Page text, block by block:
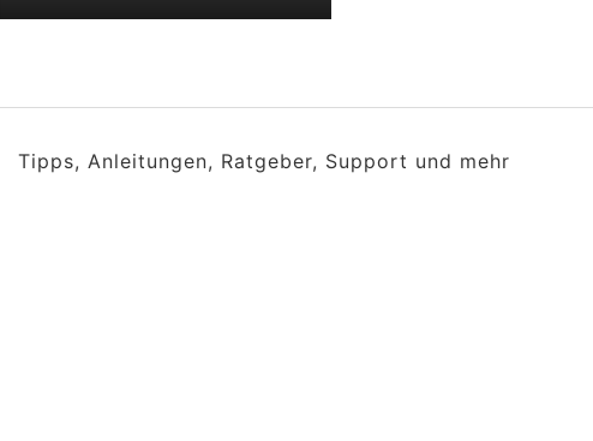
Tipps, Anleitungen, Ratgeber, Support und mehr